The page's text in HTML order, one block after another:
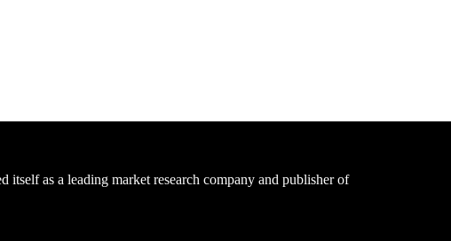
as a leading market research company and publisher of